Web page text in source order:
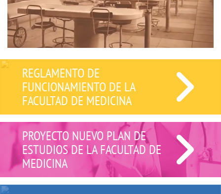
REGLAMENTO DE
FUNCIONAMIENTO DE LA
FACULTAD DE MEDICINA
PROYECTO NUEVO PLAN DE
ESTUDIOS DE LA FACULTAD DE
MEDICINA